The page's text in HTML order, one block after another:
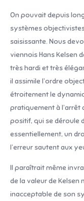
On pouvait depuis
systèmes
saisissante. Nous
viennois Hans Kelsen
très hardi et très
il assimile l’ordre
étroitement le
pratiquement à l’arrêt
positif, qui se déroule
essentiellement, un
l’erreur sautent aux
Il paraîtrait même
de la valeur de Kelsen
inacceptable de son